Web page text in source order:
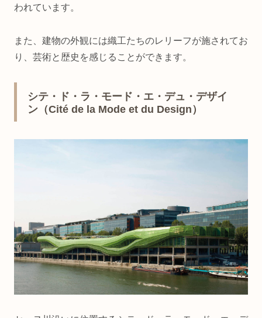
われています。
また、建物の外観には織工たちのレリーフが施されてお
り、芸術と歴史を感じることができます。
シテ・ド・ラ・モード・エ・デュ・デザイ
ン（Cité de la Mode et du Design）